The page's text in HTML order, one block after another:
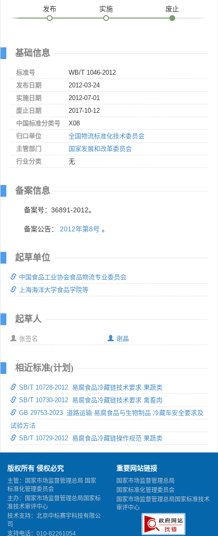
发布 实施 废止
基础信息
标准号
WB/T 1046-2012
发布日期
2012-03-24
实施日期
2012-07-01
废止日期
2017-10-12
中国标准分类号
X08
归口单位
全国物流标准化技术委员会
主管部门
国家发展和改革委员会
行业分类
无
备案信息
备案号：36891-2012。
备案公告： 2012年第8号 。
起草单位
中国食品工业协会食品物流专业委员会
上海海洋大学食品学院等
起草人
张签名 谢晶
相近标准(计划)
SB/T 10728-2012 易腐食品冷藏链技术要求 果蔬类
SB/T 10730-2012 易腐食品冷藏链技术要求 禽畜肉
GB 29753-2023 道路运输 易腐食品与生物制品 冷藏车安全要求及
试验方法
SB/T 10729-2012 易腐食品冷藏链操作规范 果蔬类
版权所有 侵权必究
主管：国家市场监督管理总局 国家
标准化管理委员会
主办：国家市场监督管理总局国家标
准技术审评中心
技术支持：北京中标赛宇科技有限公
司
支持电话：010-82261054
重要网站链接
国家市场监督管理总局
国家标准化管理委员会
国家市场监督管理总局国家标准技术
审评中心